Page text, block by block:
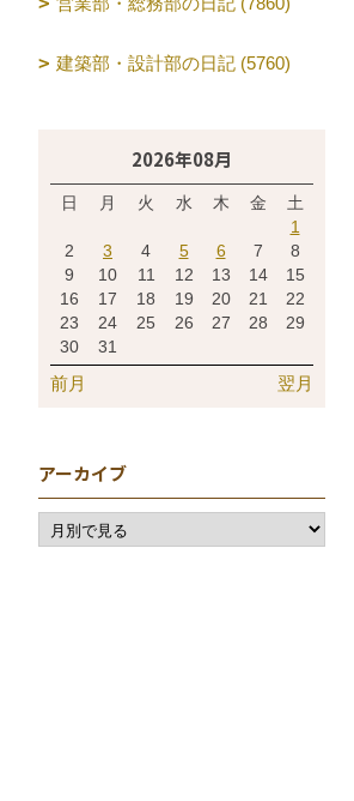
建築部・設計部の日記 (5760)
2026年08月
日 月 火 水 木 金
土
1
2
3 4 5 6 7
8
9
10 11 12 13 14
15
16
17 18 19 20 21
22
23
24 25 26 27 28
29
30
31
前月 翌月
アーカイブ